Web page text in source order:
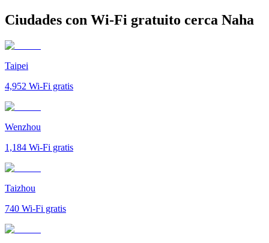
Ciudades con Wi-Fi gratuito cerca Naha
Taipei
4,952 Wi-Fi gratis
Wenzhou
1,184 Wi-Fi gratis
Taizhou
740 Wi-Fi gratis